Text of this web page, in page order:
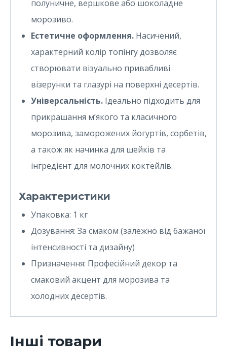
полуничне, вершкове або шоколадне
морозиво.
Естетичне оформлення. Насичений,
характерний колір топінгу дозволяє
створювати візуально привабливі
візерунки та глазурі на поверхні десертів.
Універсальність. Ідеально підходить для
прикрашання м’якого та класичного
морозива, заморожених йогуртів, сорбетів,
а також як начинка для шейків та
інгредієнт для молочних коктейлів.
Характеристики
Упаковка: 1 кг
Дозування: За смаком (залежно від бажаної
інтенсивності та дизайну)
Призначення: Професійний декор та
смаковий акцент для морозива та
холодних десертів.
Інші товари